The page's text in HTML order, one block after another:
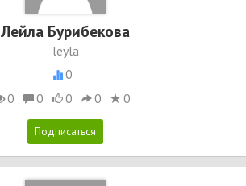
Лейла Бурибекова
leyla
0
0
0 0 0 0